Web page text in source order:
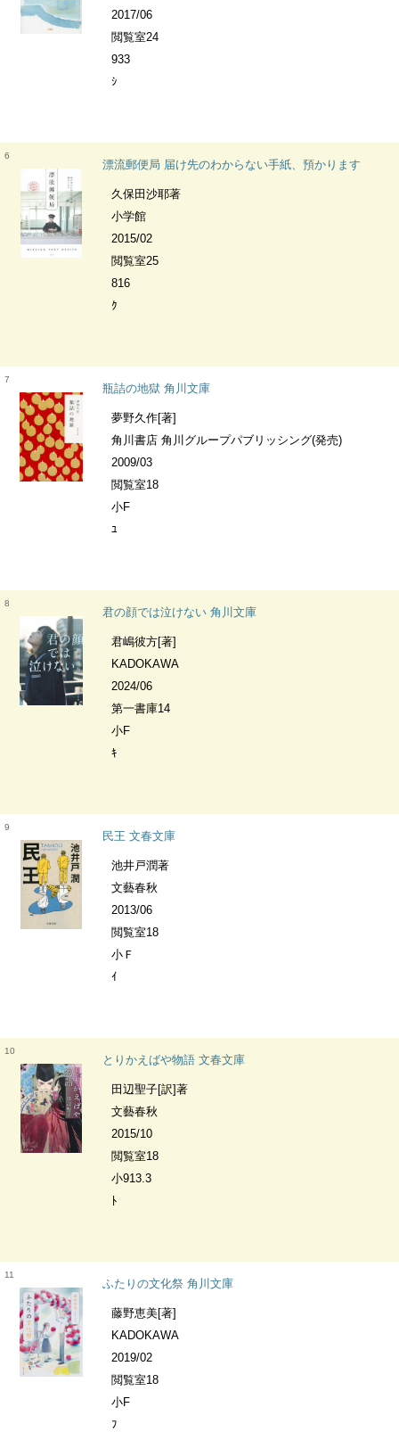
2017/06
閲覧室24
933
ｼ
6
漂流郵便局 届け先のわからない手紙、預かります
久保田沙耶著
小学館
2015/02
閲覧室25
816
ｸ
7
瓶詰の地獄 角川文庫
夢野久作[著]
角川書店 角川グループパブリッシング(発売)
2009/03
閲覧室18
小F
ﾕ
8
君の顔では泣けない 角川文庫
君嶋彼方[著]
KADOKAWA
2024/06
第一書庫14
小F
ｷ
9
民王 文春文庫
池井戸潤著
文藝春秋
2013/06
閲覧室18
小Ｆ
ｲ
10
とりかえばや物語 文春文庫
田辺聖子[訳]著
文藝春秋
2015/10
閲覧室18
小913.3
ﾄ
11
ふたりの文化祭 角川文庫
藤野恵美[著]
KADOKAWA
2019/02
閲覧室18
小F
ﾌ